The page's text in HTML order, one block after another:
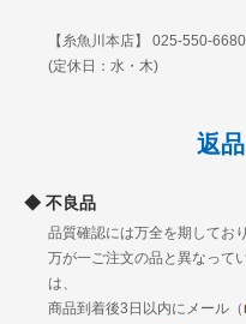
【糸魚川本店】 025-550-6680
(定休日：水・木)
返
不良品
品質確認には万全を期してお
万が一ご注文の品と異なって
は、
商品到着後3日以内にメール（